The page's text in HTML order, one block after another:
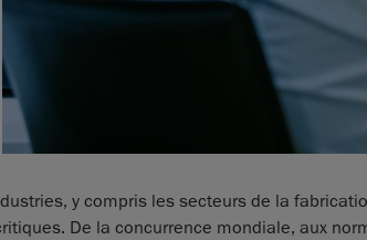
y compris les secteurs de la
De la concurrence mondiale, aux